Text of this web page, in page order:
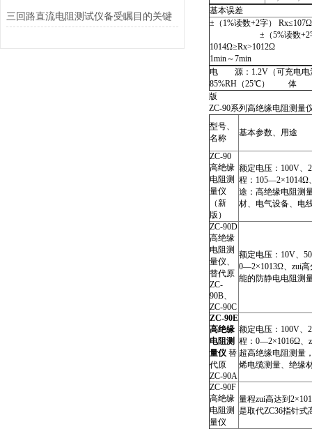
三回路直流电阻测试仪备受瞩目的关键
基本误差
±（1%读数+2字）
±（5%读数+2字
1014Ω≥Rx>1012Ω
1min～7min
电 源：1.2V（可充电
85%RH（25℃） 体
版
ZC-90系列高绝缘电阻测量
型号、
名称
基本参数、用途
ZC-90
高绝缘
电阻测
量仪
（新
版）
额定电压：100V、
程：105—2×1014Ω
途：高绝缘电阻测
材、电气设备、电
ZC-90D
高绝缘
电阻测
量仪、
替代原
ZC-
90B、
ZC-90C
额定电压：10V、
0—2×1013Ω、zui高
能的防静电电阻测
ZC-90E
高绝缘
电阻测
量仪 替
代原
ZC-90A
额定电压：100V、
程：0—2×1016Ω、
超高绝缘电阻测量
烯电缆测量、绝缘
ZC-90F
高绝缘
电阻测
量仪
量程zui高达到
是取代ZC36指针式